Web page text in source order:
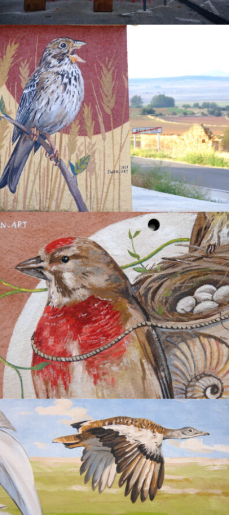
Mallerenga Emplomallada
Cruixidell . ENCYCLOPAEDIA
Passarell. ENCYCLOPAEDIA